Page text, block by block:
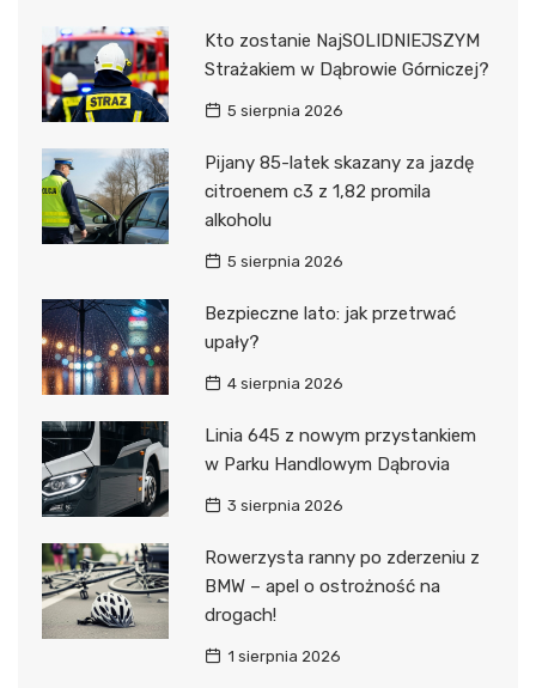
Kto zostanie NajSOLIDNIEJSZYM
Strażakiem w Dąbrowie Górniczej?
5 sierpnia 2026
Pijany 85-latek skazany za jazdę
citroenem c3 z 1,82 promila
alkoholu
5 sierpnia 2026
Bezpieczne lato: jak przetrwać
upały?
4 sierpnia 2026
Linia 645 z nowym przystankiem
w Parku Handlowym Dąbrovia
3 sierpnia 2026
Rowerzysta ranny po zderzeniu z
BMW – apel o ostrożność na
drogach!
1 sierpnia 2026